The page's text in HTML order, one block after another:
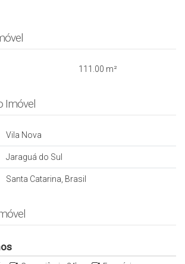
lado a lado 🚗🚗
que fazem a diferença:
funcional e pronto para receber o seu
conhecer de perto essa oportunidade.
111 .00 m²
Imóvel
Vila Nova
Jaraguá do Sul
Santa Catarina, Brasil